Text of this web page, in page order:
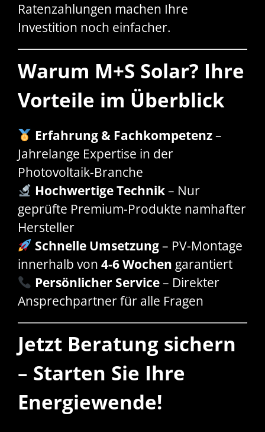
Ratenzahlungen machen Ihre
Investition noch einfacher.
Warum M+S Solar? Ihre
Vorteile im Überblick
Erfahrung & Fachkompetenz–
Jahrelange Expertise in der
Photovoltaik-Branche
Hochwertige Technik– Nur
geprüfte Premium-Produkte namhafter
Hersteller
Schnelle Umsetzung– PV-Montage
innerhalb von 4-6 Wochen garantiert
Persönlicher Service– Direkter
Ansprechpartner für alle Fragen
Jetzt Beratung sichern
– Starten Sie Ihre
Energiewende!